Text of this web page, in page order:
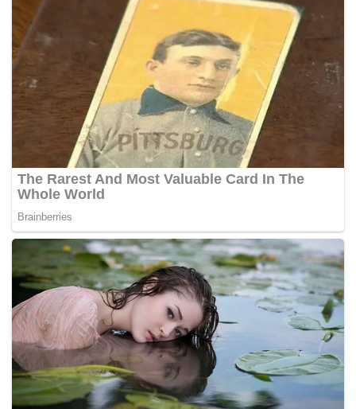
Bagi penggemar sepak bola, pergerakan Fati
tentunya menjadi salah satu berita transfer paling
menarik yang patut untuk terus diikuti.